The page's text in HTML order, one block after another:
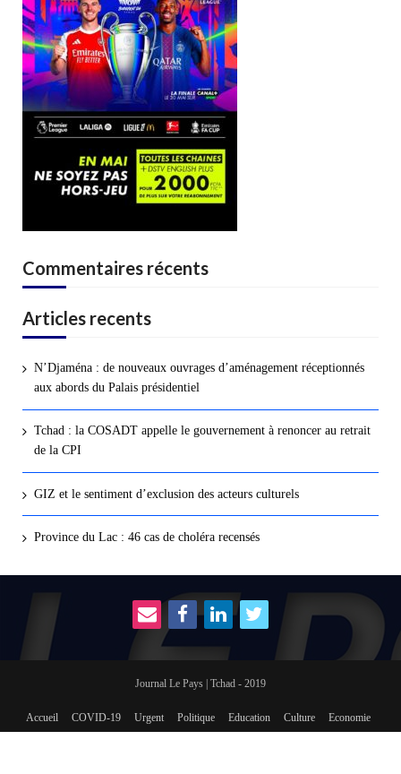
Commentaires récents
Articles recents
N’Djaména : de nouveaux ouvrages d’aménagement réceptionnés
aux abords du Palais présidentiel
Tchad : la COSADT appelle le gouvernement à renoncer au retrait
de la CPI
GIZ et le sentiment d’exclusion des acteurs culturels
Province du Lac : 46 cas de choléra recensés
Journal Le Pays | Tchad - 2019
Accueil COVID-19 Urgent Politique Education Culture Economie